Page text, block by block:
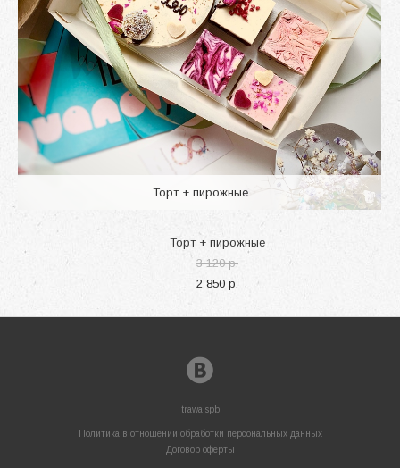
Торт + пирожные
Торт + пирожные
3 120 p.
2 850 p.
trawa.spb
Политика в отношении обработки персональных данных
Договор оферты